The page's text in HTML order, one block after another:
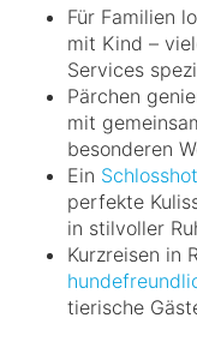
Für Familien
mit Kind –
Services
Pärchen
mit
besonderen
Ein
perfekte
in stilvoller
Kurzreisen in
tierische